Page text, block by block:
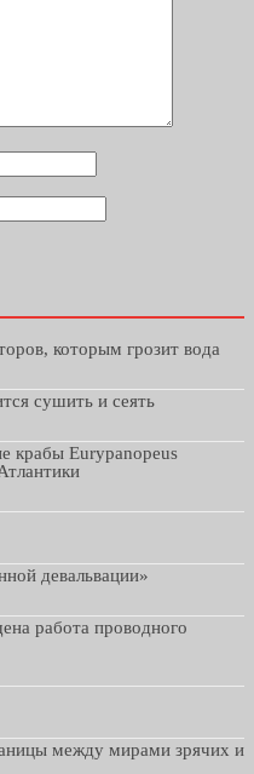
которым грозит вода
сушить и сеять
крабы Eurypanopeus
девальвации»
работа проводного
между мирами зрячих и